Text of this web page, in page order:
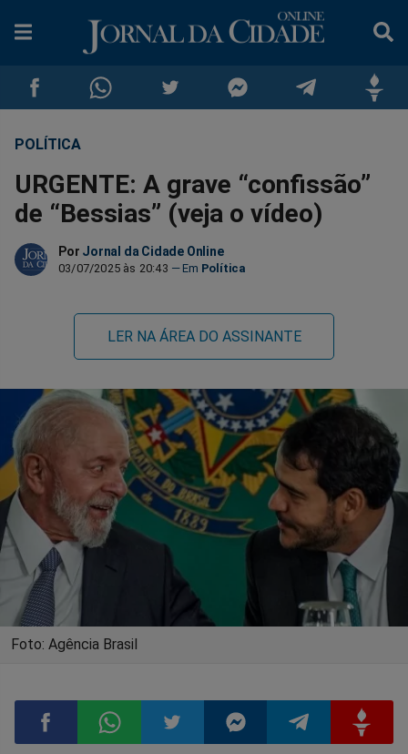
Compartilhar
no
Facebook
Compartilhar
no
Whatsapp
no
Twitter
no
Messenger
no
POLÍTICA
URGENTE: A grave “confissão”
de “Bessias” (veja o vídeo)
Por Jornal da Cidade Online
03/07/2025 às 20:43 Política
LER NA ÁREA DO ASSINANTE
Foto: Agência Brasil